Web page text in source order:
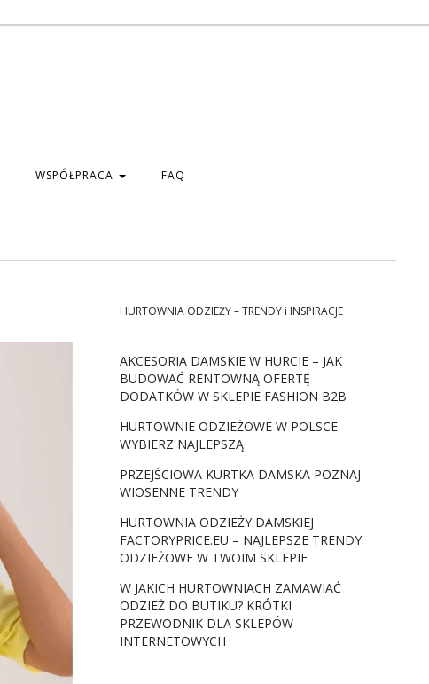
WSPÓŁPRACA FAQ
HURTOWNIA ODZIEŻY – TRENDY i INSPIRACJE
AKCESORIA DAMSKIE W HURCIE – JAK
BUDOWAĆ RENTOWNĄ OFERTĘ
DODATKÓW W SKLEPIE FASHION B2B
HURTOWNIE ODZIEŻOWE W POLSCE –
WYBIERZ NAJLEPSZĄ
PRZEJŚCIOWA KURTKA DAMSKA POZNAJ
WIOSENNE TRENDY
HURTOWNIA ODZIEŻY DAMSKIEJ
FACTORYPRICE.EU – NAJLEPSZE TRENDY
ODZIEŻOWE W TWOIM SKLEPIE
W JAKICH HURTOWNIACH ZAMAWIAĆ
ODZIEŻ DO BUTIKU? KRÓTKI
PRZEWODNIK DLA SKLEPÓW
INTERNETOWYCH